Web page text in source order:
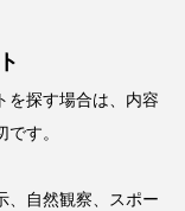
を探す場合は、内容
す。
、自然観察、スポー